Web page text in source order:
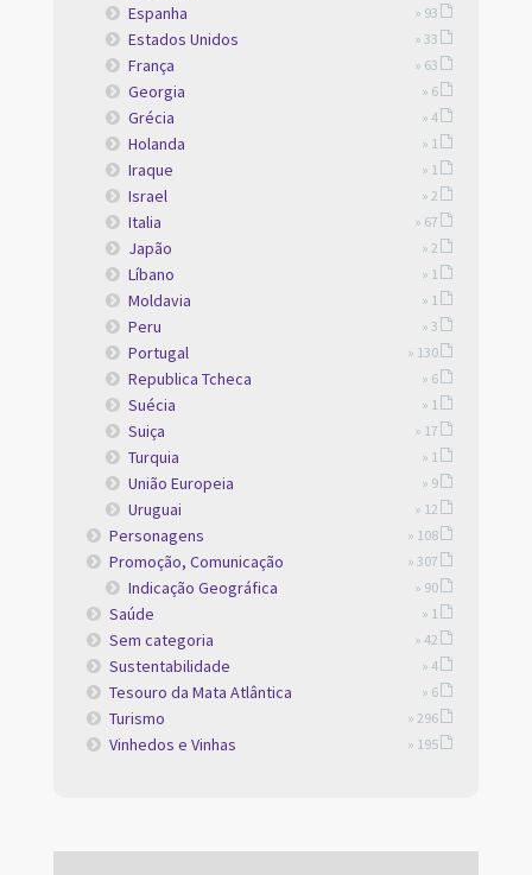
Espanha » 93
Estados Unidos » 33
França » 63
Georgia » 6
Grécia » 4
Holanda » 1
Iraque » 1
Israel » 2
Italia » 67
Japão » 2
Líbano » 1
Moldavia » 1
Peru » 3
Portugal » 130
Republica Tcheca » 6
Suécia » 1
Suiça » 17
Turquia » 1
União Europeia » 9
Uruguai » 12
Personagens » 108
Promoção, Comunicação » 307
Indicação Geográfica » 90
Saúde » 1
Sem categoria » 42
Sustentabilidade » 4
Tesouro da Mata Atlântica » 6
Turismo » 296
Vinhedos e Vinhas » 195